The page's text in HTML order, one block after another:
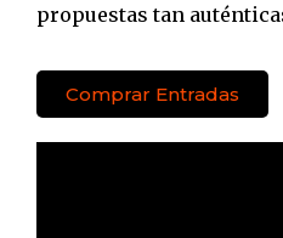
propuestas tan
Comprar Entradas